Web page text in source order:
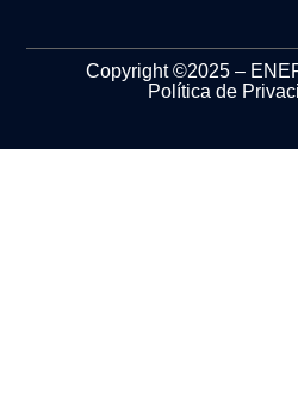
Copyright ©2025 –
Política de